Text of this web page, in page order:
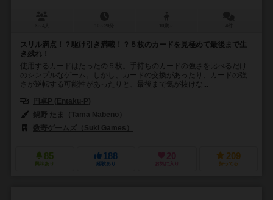
スリル満点！？駆け引き満載！？５枚のカードを見極めて最後まで生
き残れ！
使用するカードはたったの５枚。手持ちのカードの強さを比べるだけ
のシンプルなゲーム。しかし、カードの交換があったり、カードの強
さが逆転する可能性があったりと、最後まで気が抜けな...
円卓P (Entaku-P)
鍋野 たま（Tama Nabeno）
数寄ゲームズ（Suki Games）
85
興味あり
188
経験あり
20
お気に入り
209
持ってる